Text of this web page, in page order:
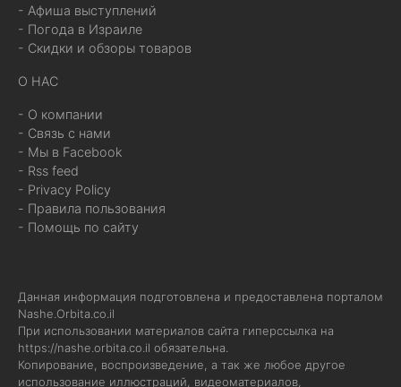
- Афиша выступлений
- Погода в Израиле
- Скидки и обзоры товаров
О НАС
- О компании
- Связь с нами
- Мы в Facebook
- Rss feed
- Privacy Policy
- Правила пользования
- Помощь по сайту
Данная информация подготовлена и предоставлена порталом
Nashe.Orbita.co.il
При использовании материалов сайта гиперссылка на
https://nashe.orbita.co.il обязательна.
Копирование, воспроизведение, а так же любое другое
использование иллюстраций, видеоматериалов,